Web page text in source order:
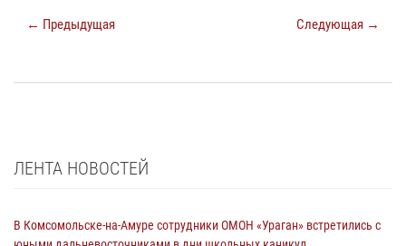
← Предыдущая Следующая →
ЛЕНТА НОВОСТЕЙ
В Комсомольске-на-Амуре сотрудники ОМОН «Ураган» встретились с